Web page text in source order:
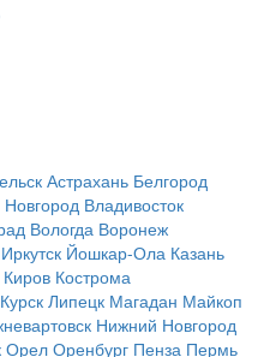
Астрахань Белгород
Владивосток
Вологда Воронеж
Иркутск Йошкар-Ола Казань
Киров Кострома
Курск Липецк Магадан Майкоп
Нижний Новгород
Орел Оренбург Пенза Пермь